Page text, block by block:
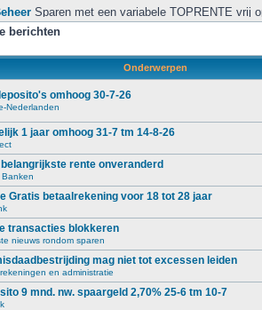
berichten
Onderwerpen
omhoog 30-7-26
Nederlanden
1 jaar omhoog 31-7 tm 14-8-26
belangrijkste rente onveranderd
Gratis betaalrekening voor 18 tot 28 jaar
transacties blokkeren
nieuws rondom sparen
mag niet tot excessen leiden
en administratie
9 mnd. nw. spaargeld 2,70% 25-6 tm 10-7